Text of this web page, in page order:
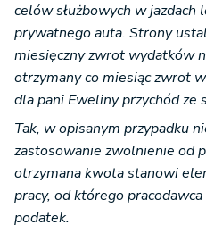
celów służbowych w jazdach
prywatnego auta. Strony
miesięczny zwrot wydatków
otrzymany co miesiąc zwrot
dla pani Eweliny przychód ze
Tak, w opisanym przypadku
zastosowanie zwolnienie od
otrzymana kwota stanowi
pracy, od którego
podatek.